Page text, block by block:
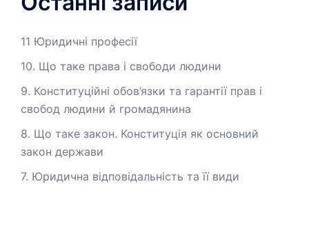
11 Юридичні професії
10. Що таке права і свободи людини
9. Конституційні обов’язки та гарантії прав і
свобод людини й громадянина
8. Що таке закон. Конституція як основний
закон держави
7. Юридична відповідальність та її види